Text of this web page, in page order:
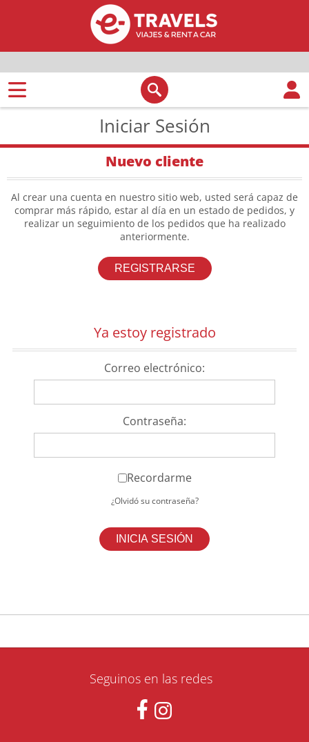
Iniciar Sesión
Nuevo cliente
Al crear una cuenta en nuestro sitio web, usted será capaz de
comprar más rápido, estar al día en un estado de pedidos, y
realizar un seguimiento de los pedidos que ha realizado
anteriormente.
Ya estoy registrado
Correo electrónico:
Contraseña:
Recordarme
¿Olvidó su contraseña?
Seguinos en las redes